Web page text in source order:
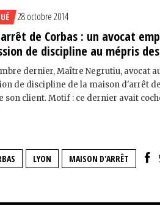
28 octobre 2014
de Corbas : un avocat
de discipline au mépris
dernier, Maître Negrutiu, avocat
de discipline de la maison d'arrêt
son client. Motif : ce dernier avait
LYON MAISON D'ARRÊT